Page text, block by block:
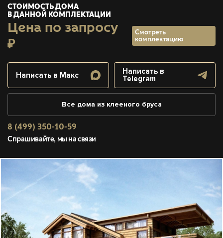
СТОИМОСТЬ ДОМА
В ДАННОЙ КОМПЛЕКТАЦИИ
Цена по запросу
₽
Смотреть
комплектацию
Написать в Макс
Написать в
Telegram
Все дома из клееного бруса
8 (499) 350-10-59
Спрашивайте, мы на связи